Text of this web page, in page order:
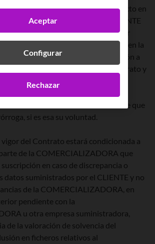
Generales y Particulares, salvo pacto en
notificará al CLIENTE
y comprensible cualquier
que vaya a resultar de aplicación en la
con al menos un (1) mes de antelación a
El CLIENTE podrá rescindir el Contrato y
momento, sin necesidad de
cada factura enviada al CLIENTE
finalización del Contrato al efecto de que
si es esa su voluntad.
vigor del Contrato estará condicionada a
de la COMERCIALIZADORA que
en caso de discrepancia o
datos suministrados por el CLIENTE y no
de la COMERCIALIZADORA, en
pendiente con la
u otra empresa suministradora,
de la valoración de solvencia del
en ficheros relativos al
Rechazar
Aceptar
Configurar